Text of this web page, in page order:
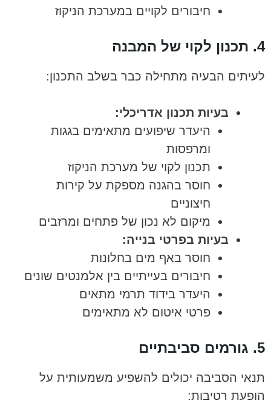
חיבורים לקויים במערכת הניקוז
4. תכנון לקוי של המבנה
לעיתים הבעיה מתחילה כבר בשלב התכנון:
בעיות תכנון אדריכלי:
היעדר שיפועים מתאימים בגגות
ומרפסות
תכנון לקוי של מערכת הניקוז
חוסר בהגנה מספקת על קירות
חיצוניים
מיקום לא נכון של פתחים ומרזבים
בעיות בפרטי בנייה:
חוסר באף מים בחלונות
חיבורים בעייתיים בין אלמנטים שונים
היעדר בידוד תרמי מתאים
פרטי איטום לא מתאימים
5. גורמים סביבתיים
תנאי הסביבה יכולים להשפיע משמעותית על
הופעת רטיבות: